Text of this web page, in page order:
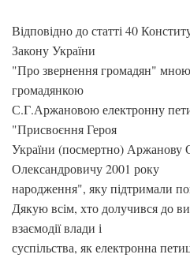
Відповідно до статті 40
Закону України
"Про звернення громадян" мною
громадянкою
С.Г.Аржановою електронну
"Присвоєння Героя
України (посмертно) Аржанову
Олександровичу 2001 року
народження", яку підтримали
Дякую всім, хто долучився до
взаємодії влади і
суспільства, як електронна